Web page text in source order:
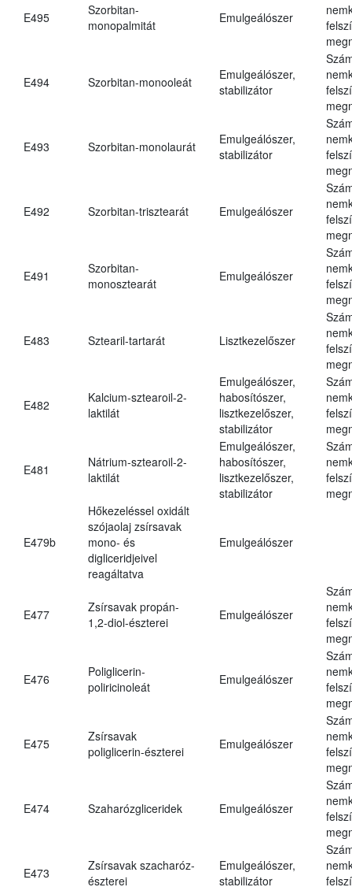
E495
Szorbitan-
monopalmitát
Emulgeálószer
E494 Szorbitan-monooleát
Emulgeálószer,
stabilizátor
E493 Szorbitan-monolaurát
Emulgeálószer,
stabilizátor
E492 Szorbitan-trisztearát Emulgeálószer
E491
Szorbitan-
monosztearát
Emulgeálószer
E483 Sztearil-tartarát Lisztkezelőszer
E482
Kalcium-sztearoil-2-
laktilát
Emulgeálószer,
habosítószer,
lisztkezelőszer,
stabilizátor
E481
Nátrium-sztearoil-2-
laktilát
Emulgeálószer,
habosítószer,
lisztkezelőszer,
stabilizátor
E479b
Hőkezeléssel oxidált
szójaolaj zsírsavak
mono- és
digliceridjeivel
reagáltatva
Emulgeálószer
E477
Zsírsavak propán-
1,2-diol-észterei
Emulgeálószer
E476
Poliglicerin-
poliricinoleát
Emulgeálószer
E475
Zsírsavak
poliglicerin-észterei
Emulgeálószer
E474 Szaharózgliceridek Emulgeálószer
E473
Zsírsavak szacharóz-
észterei
Emulgeálószer,
stabilizátor